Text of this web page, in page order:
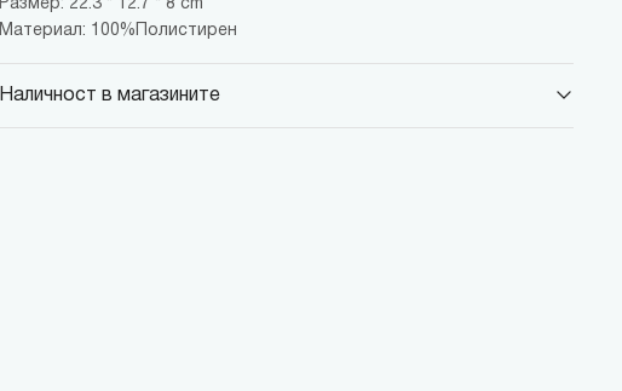
Размер: 22.3 * 12.7 * 8 cm
Материал: 100%Полистирен
Наличност в магазините